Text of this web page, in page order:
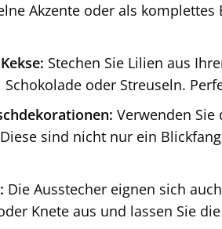
Akzente oder als
Stechen Sie Lilien aus
oder Streuseln.
Verwenden
sind nicht nur ein
Die Ausstecher eignen sich
Knete aus und lassen Sie